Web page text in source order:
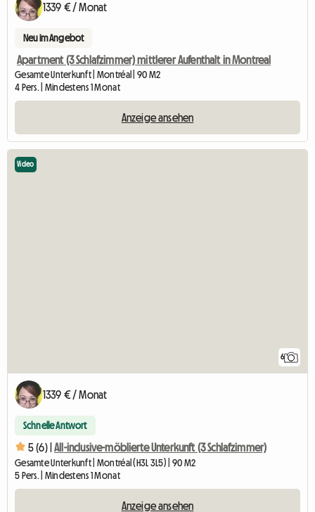
1339 € / Monat
Neu im Angebot
Apartment (3 Schlafzimmer) mittlerer Aufenthalt in Montreal
Gesamte Unterkunft | Montréal | 90 M2
4 Pers. | Mindestens 1 Monat
Anzeige ansehen
6
Video
1339 € / Monat
Schnelle Antwort
5 (6) | All-inclusive-möblierte Unterkunft (3 Schlafzimmer)
Gesamte Unterkunft | Montréal (H3L 3L5) | 90 M2
5 Pers. | Mindestens 1 Monat
Anzeige ansehen